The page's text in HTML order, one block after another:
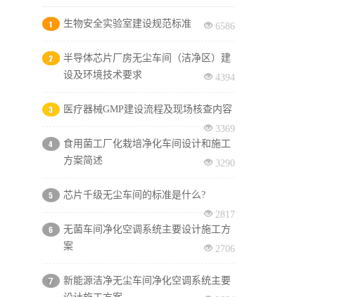
生物安全实验室建设规范标准 6586
半导体芯片厂房无尘车间（洁净区）建
设及环境技术要求
4394
医疗器械GMP建设流程及现场核查内容
3369
食用菌工厂化栽培净化车间设计和施工
方案简述
3290
芯片千级无尘车间的标准是什么?
2817
无菌车间净化空调系统主要设计施工方
案
2706
新能源洁净无尘车间净化空调系统主要